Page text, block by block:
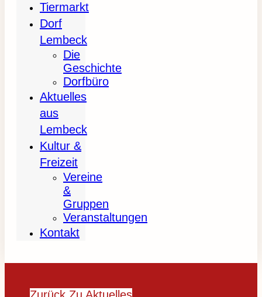
Tiermarkt
Dorf
Lembeck
Die
Geschichte
Dorfbüro
Aktuelles
aus
Lembeck
Kultur &
Freizeit
Vereine
&
Gruppen
Veranstaltungen
Kontakt